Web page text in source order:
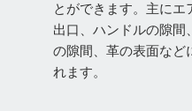
とができます。主にエ
出口、ハンドルの隙間
の隙間、革の表面など
れます。